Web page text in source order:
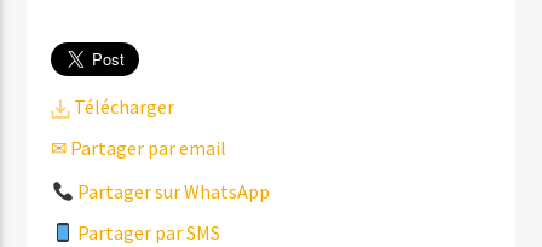
Télécharger
✉ Partager par email
Partager sur WhatsApp
Partager par SMS